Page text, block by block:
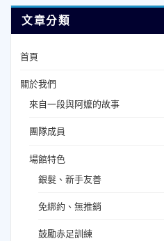
文章分類
首頁
關於我們
來自一段與阿嬤的故事
團隊成員
場館特色
銀髮、新手友善
免綁約、無推銷
鼓勵赤足訓練